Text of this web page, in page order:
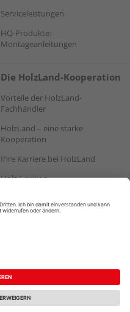
Serviceleistungen
HQ-Produkte:
Montageanleitungen
Die HolzLand-Kooperation
Vorteile der HolzLand-
Fachhändler
HolzLand – eine starke
Kooperation
Ihre Karriere bei HolzLand
Holz-Lexikon
Nutzungsbedingungen
Vertrag widerrufen